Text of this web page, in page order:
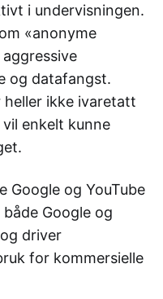
i undervisningen.
«anonyme
og datafangst.
ikke ivaretatt
enkelt kunne
Google og YouTube
Google og
driver
for kommersielle